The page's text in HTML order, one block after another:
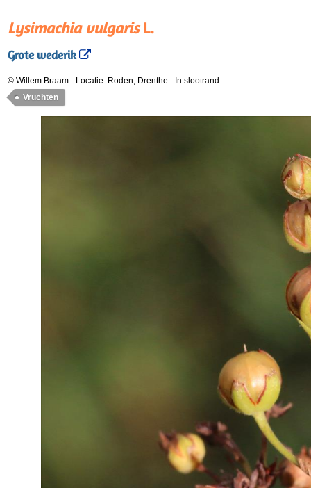
Lysimachia vulgarisL.
Grote wederik
© Willem Braam - Locatie: Roden, Drenthe - In slootrand.
Vruchten